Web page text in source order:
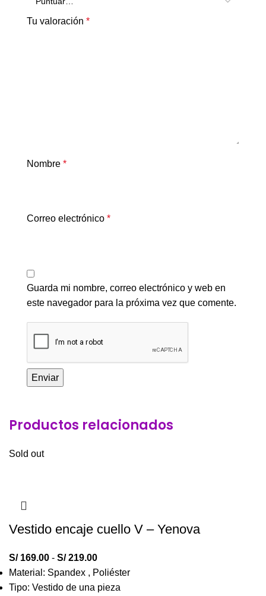
Tu valoración *
Nombre *
Correo electrónico *
Guarda mi nombre, correo electrónico y web en
este navegador para la próxima vez que comente.
Productos relacionados
Sold out
Vestido encaje cuello V – Yenova
S/169.00 - S/219.00
Material: Spandex , Poliéster
Tipo: Vestido de una pieza